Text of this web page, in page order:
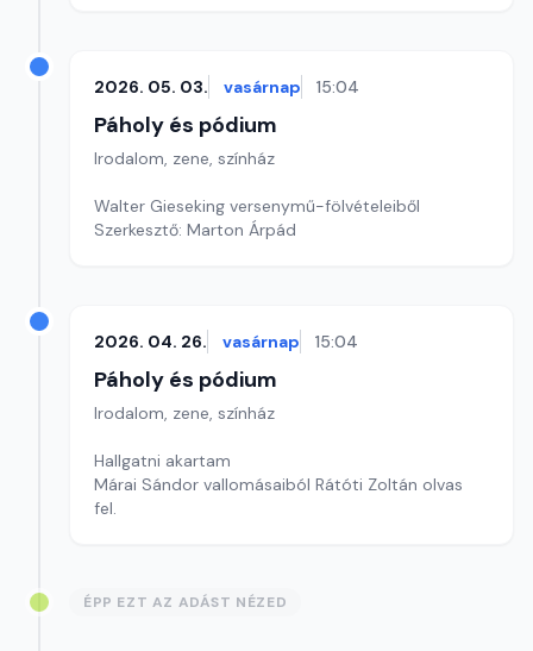
2026. 05. 03. vasárnap 15:04
Páholy és pódium
Irodalom, zene, színház
Walter Gieseking versenymű-fölvételeiből
Szerkesztő: Marton Árpád
2026. 04. 26. vasárnap 15:04
Páholy és pódium
Irodalom, zene, színház
Hallgatni akartam
Márai Sándor vallomásaiból Rátóti Zoltán olvas
fel.
ÉPP EZT AZ ADÁST NÉZED